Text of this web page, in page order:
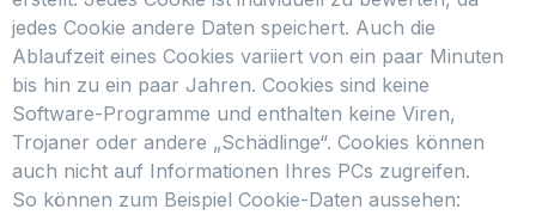
jedes Cookie andere Daten speichert. Auch die
Ablaufzeit eines Cookies variiert von ein paar Minuten
bis hin zu ein paar Jahren. Cookies sind keine
Software-Programme und enthalten keine Viren,
Trojaner oder andere „Schädlinge“. Cookies können
auch nicht auf Informationen Ihres PCs zugreifen.
So können zum Beispiel Cookie-Daten aussehen: